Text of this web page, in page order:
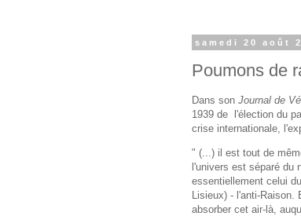
samedi 20 août
Poumons de
Dans son Journal de
1939 de l'élection du
crise internationale,
" (...) il est tout de
l'univers est séparé du
essentiellement celui
Lisieux) - l'anti-
absorber cet air-là,